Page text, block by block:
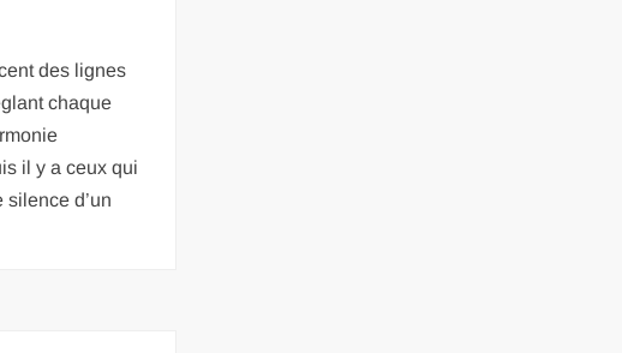
des lignes
chaque
il y a ceux qui
silence d’un